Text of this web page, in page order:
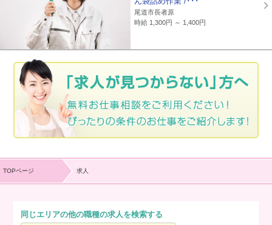
尾道市長者原
時給 1,300円 ～ 1,400円
TOPページ 求人
同じエリアの他の職種の求人を検索する